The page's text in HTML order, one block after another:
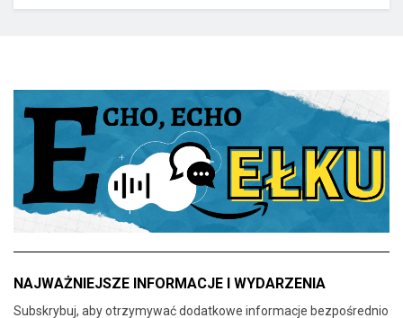
NAJWAŻNIEJSZE INFORMACJE I WYDARZENIA
Subskrybuj, aby otrzymywać dodatkowe informacje bezpośrednio